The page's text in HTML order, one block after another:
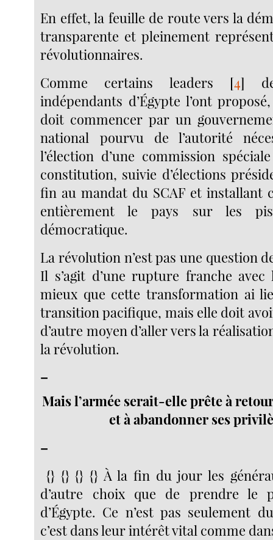
En effet, la feuille de route vers la
transparente et pleinement
révolutionnaires.
Comme certains leaders [4]
indépendants d’Égypte l’ont
doit commencer par un
national pourvu de l’autorité
l’élection d’une commission
constitution, suivie d’élections
fin au mandat du SCAF et installant
entièrement le pays sur les
démocratique.
La révolution n’est pas une question
Il s’agit d’une rupture franche
mieux que cette transformation ai
transition pacifique, mais elle doit
d’autre moyen d’aller vers la
la révolution.
–
Mais l’armée serait-elle prête à
et à abandonner ses
–
{} {} {} {} À la fin du jour les
d’autre choix que de prendre le
d’Égypte. Ce n’est pas seulement
c’est dans leur intérêt vital comme